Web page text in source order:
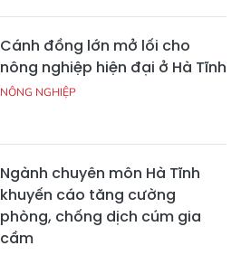
Cánh đồng lớn mở lối cho
nông nghiệp hiện đại ở Hà Tĩnh
NÔNG NGHIỆP
Ngành chuyên môn Hà Tĩnh
khuyến cáo tăng cường
phòng, chống dịch cúm gia
cầm